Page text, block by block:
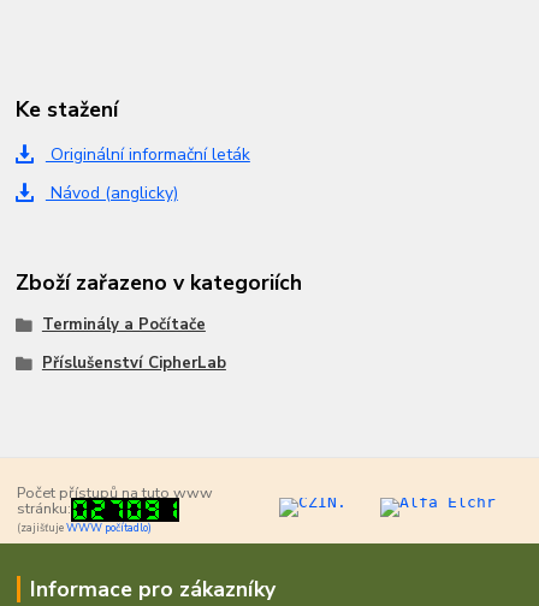
Ke stažení
Originální informační leták
Návod (anglicky)
Zboží zařazeno v kategoriích
Terminály a Počítače
Příslušenství CipherLab
Počet přístupů na tuto www
stránku:
(zajišťujeWWW počítadlo)
Informace pro zákazníky